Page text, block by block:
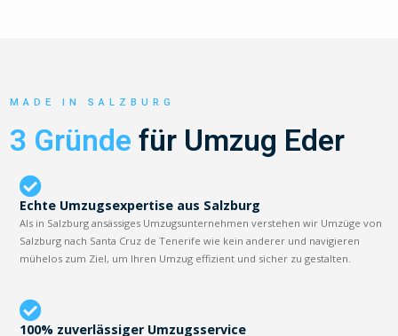
MADE IN SALZBURG
3 Gründe für Umzug Eder
Echte Umzugsexpertise aus Salzburg
Als in Salzburg ansässiges Umzugsunternehmen verstehen wir Umzüge von
Salzburg nach Santa Cruz de Tenerife wie kein anderer und navigieren
mühelos zum Ziel, um Ihren Umzug effizient und sicher zu gestalten.
100% zuverlässiger Umzugsservice